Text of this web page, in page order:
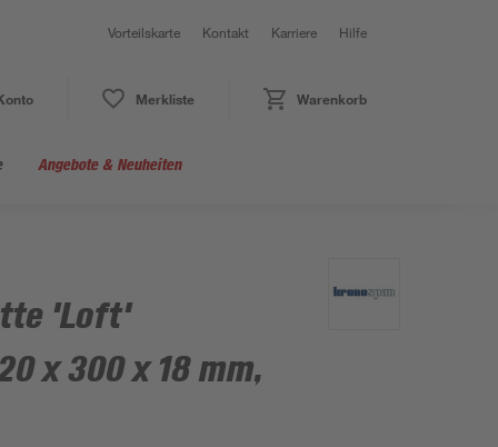
Vorteilskarte Kontakt Karriere Hilfe
Merkliste Warenkorb
Angebote & Neuheiten
'Loft'
x 300 x 18 mm,